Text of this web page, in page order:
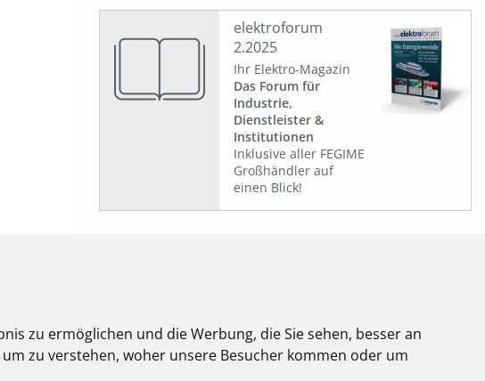
zu ermöglichen und die Werbung, die Sie sehen, besser an
zu verstehen, woher unsere Besucher kommen oder um
elektroforum
2.2025
Ihr Elektro-Magazin
Das Forum für
Industrie,
Dienstleister &
Institutionen
Inklusive aller FEGIME
Großhändler auf
einen Blick!